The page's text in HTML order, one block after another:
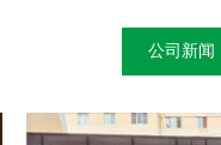
公司新闻